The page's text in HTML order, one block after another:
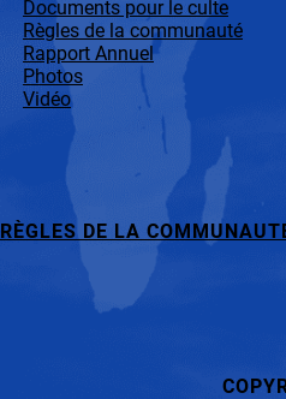
Documents pour le culte
Règles de la communauté
Rapport Annuel
Photos
Vidéo
RÈGLES DE LA